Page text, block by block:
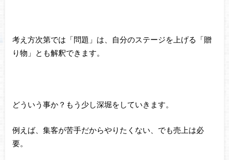
考え方次第では「問題」は、自分のステージを上げる「贈
り物」とも解釈できます。
どういう事か？もう少し深堀をしていきます。
例えば、集客が苦手だからやりたくない、でも売上は必
要。